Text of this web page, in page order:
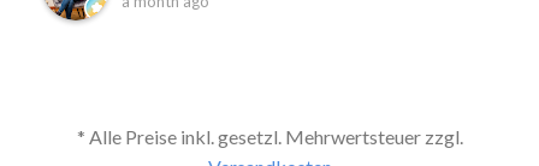
* Alle Preise inkl. gesetzl. Mehrwertsteuer zzgl.